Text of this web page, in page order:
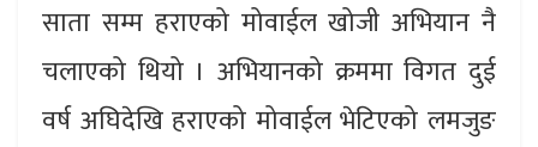
साता सम्म हराएको मोवाईल खोजी अभियान नै
चलाएको थियो । अभियानको क्रममा विगत दुई
वर्ष अघिदेखि हराएको मोवाईल भेटिएको लमजुङ